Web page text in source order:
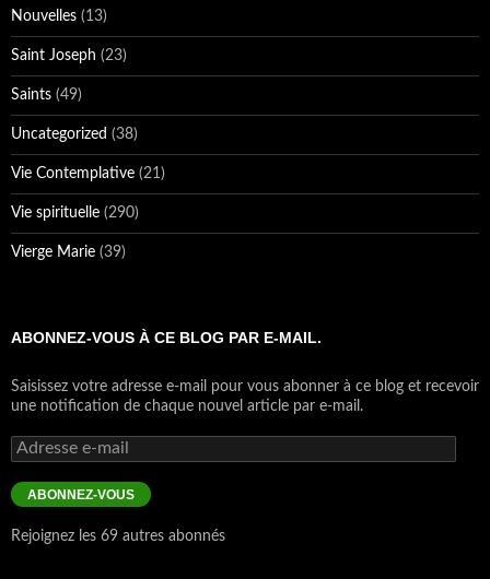
Nouvelles (13)
Saint Joseph (23)
Saints (49)
Uncategorized (38)
Vie Contemplative (21)
Vie spirituelle (290)
Vierge Marie (39)
ABONNEZ-VOUS À CE BLOG PAR E-MAIL.
Saisissez votre adresse e-mail pour vous abonner à ce blog et recevoir
une notification de chaque nouvel article par e-mail.
Adresse
e-
mail
ABONNEZ-VOUS
Rejoignez les 69 autres abonnés